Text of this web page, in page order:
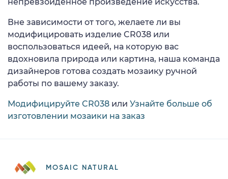
Вне зависимости от того, желаете ли вы
модифицировать изделие CR038 или
воспользоваться идеей, на которую вас
вдохновила природа или картина, наша команда
дизайнеров готова создать мозаику ручной
работы по вашему заказу.
Модифицируйте CR038 или Узнайте больше об
изготовлении мозаики на заказ
MOSAIC NATURAL